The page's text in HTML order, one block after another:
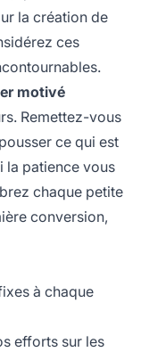
la création de
ces
motivé
Remettez-vous
ce qui est
la patience vous
chaque petite
conversion,
à chaque
efforts sur les